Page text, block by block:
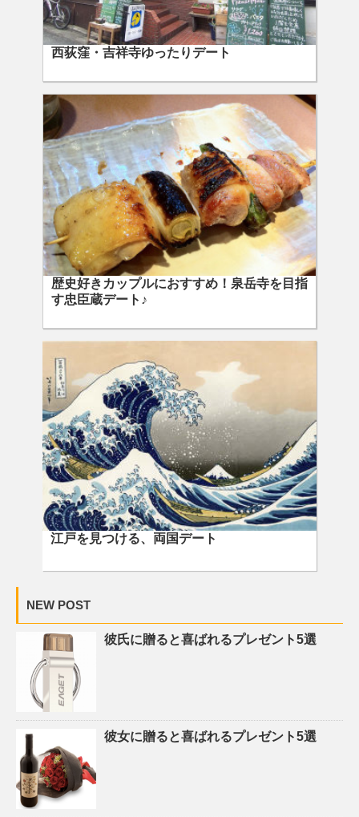
西荻窪・吉祥寺ゆったりデート
歴史好きカップルにおすすめ！泉岳寺を目指
す忠臣蔵デート♪
江戸を見つける、両国デート
NEW POST
彼氏に贈ると喜ばれるプレゼント5選
彼女に贈ると喜ばれるプレゼント5選